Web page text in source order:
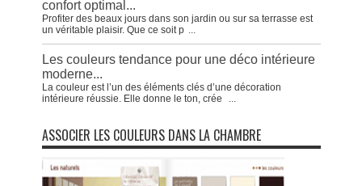
confort optimal...
Profiter des beaux jours dans son jardin ou sur sa terrasse est
un véritable plaisir. Que ce soit p ...
Les couleurs tendance pour une déco intérieure
moderne...
La couleur est l’un des éléments clés d’une décoration
intérieure réussie. Elle donne le ton, crée
...
ASSOCIER LES COULEURS DANS LA CHAMBRE